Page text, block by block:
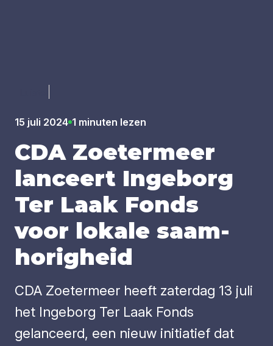
15 juli 2024 1 minuten lezen
CDAZoe­ter­meer
lan­ceert Inge­borg
Ter Laak Fonds
voor loka­le saam­
ho­rig­heid
CDA Zoetermeer heeft zaterdag 13 juli
het Ingeborg Ter Laak Fonds
gelanceerd, een nieuw initiatief dat